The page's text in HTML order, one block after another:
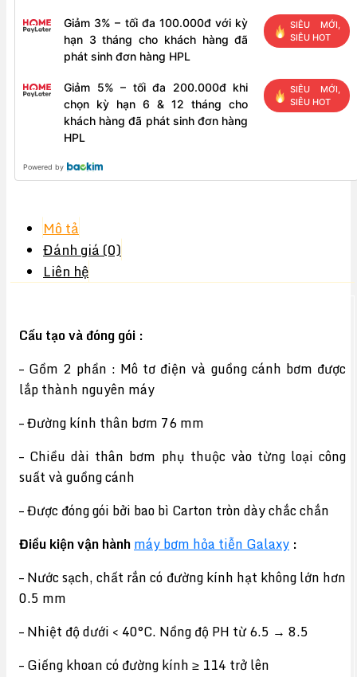
Giảm 3% – tối đa 100.000đ với kỳ
hạn 3 tháng cho khách hàng đã
phát sinh đơn hàng HPL
SIÊU MỚI,
SIÊU HOT
Giảm 5% – tối đa 200.000đ khi
chọn kỳ hạn 6 & 12 tháng cho
khách hàng đã phát sinh đơn hàng
HPL
SIÊU MỚI,
SIÊU HOT
Powered by
Mô tả
Đánh giá (0)
Liên hệ
Cấu tạo và đóng gói :
– Gồm 2 phần : Mô tơ điện và guồng cánh bơm được
lắp thành nguyên máy
– Đường kính thân bơm 76 mm
– Chiều dài thân bơm phụ thuộc vào từng loại công
suất và guồng cánh
– Được đóng gói bởi bao bì Carton tròn dày chắc chắn
Điều kiện vận hànhmáy bơm hỏa tiễn Galaxy :
– Nước sạch, chất rắn có đường kính hạt không lớn hơn
0.5 mm
– Nhiệt độ dưới < 40°C. Nồng độ PH từ 6.5 → 8.5
– Giếng khoan có đường kính ≥ 114 trở lên